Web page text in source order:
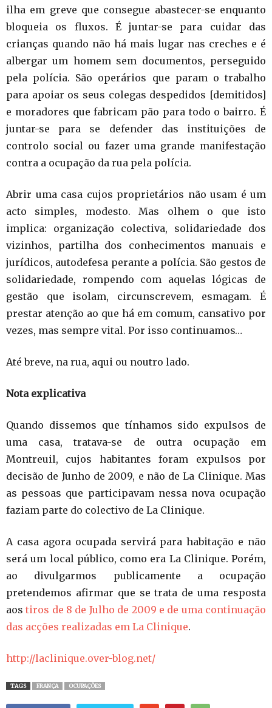
ilha em greve que consegue abastecer-se enquanto
bloqueia os fluxos. É juntar-se para cuidar das
crianças quando não há mais lugar nas creches e é
albergar um homem sem documentos, perseguido
pela polícia. São operários que param o trabalho
para apoiar os seus colegas despedidos [demitidos]
e moradores que fabricam pão para todo o bairro. É
juntar-se para se defender das instituições de
controlo social ou fazer uma grande manifestação
contra a ocupação da rua pela polícia.
Abrir uma casa cujos proprietários não usam é um
acto simples, modesto. Mas olhem o que isto
implica: organização colectiva, solidariedade dos
vizinhos, partilha dos conhecimentos manuais e
jurídicos, autodefesa perante a polícia. São gestos de
solidariedade, rompendo com aquelas lógicas de
gestão que isolam, circunscrevem, esmagam. É
prestar atenção ao que há em comum, cansativo por
vezes, mas sempre vital. Por isso continuamos…
Até breve, na rua, aqui ou noutro lado.
Nota explicativa
Quando dissemos que tínhamos sido expulsos de
uma casa, tratava-se de outra ocupação em
Montreuil, cujos habitantes foram expulsos por
decisão de Junho de 2009, e não de La Clinique. Mas
as pessoas que participavam nessa nova ocupação
faziam parte do colectivo de La Clinique.
A casa agora ocupada servirá para habitação e não
será um local público, como era La Clinique. Porém,
ao divulgarmos publicamente a ocupação
pretendemos afirmar que se trata de uma resposta
aostiros de 8 de Julho de 2009 e de uma continuação
das acções realizadas em La Clinique.
http://laclinique.over-blog.net/
TAGS FRANÇA OCUPAÇÕES